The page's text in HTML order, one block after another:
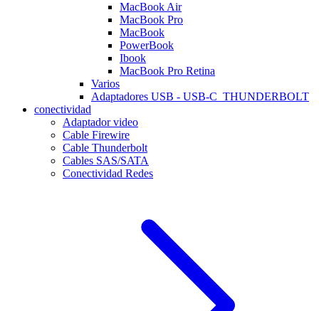
MacBook Air
MacBook Pro
MacBook
PowerBook
Ibook
MacBook Pro Retina
Varios
Adaptadores USB - USB-C_THUNDERBOLT
conectividad
Adaptador video
Cable Firewire
Cable Thunderbolt
Cables SAS/SATA
Conectividad Redes